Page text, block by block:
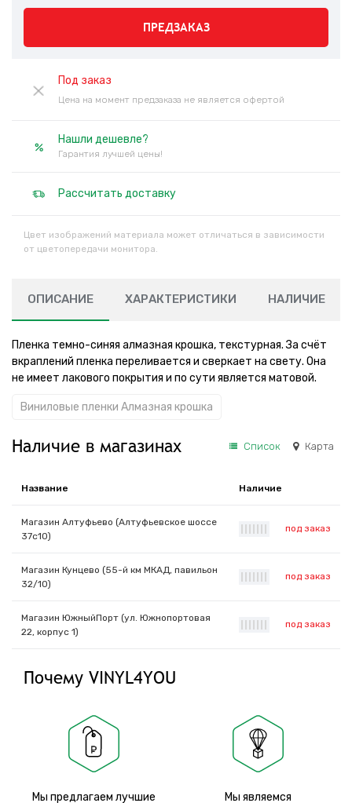
ПРЕДЗАКАЗ
Под заказ
Цена на момент предзаказа не является офертой
Нашли дешевле?
Гарантия лучшей цены!
Рассчитать доставку
Цвет изображений материала может отличаться в зависимости
от цветопередачи монитора.
ОПИСАНИЕ ХАРАКТЕРИСТИКИ НАЛИЧИЕ
Пленка темно-синяя алмазная крошка, текстурная. За счёт
вкраплений пленка переливается и сверкает на свету. Она
не имеет лакового покрытия и по сути является матовой.
Виниловые пленки Алмазная крошка
Наличие в магазинах Список Карта
Название Наличие
Магазин Алтуфьево (Алтуфьевское шоссе
37с10)
под заказ
Магазин Кунцево (55-й км МКАД, павильон
32/10)
под заказ
Магазин ЮжныйПорт (ул. Южнопортовая
22, корпус 1)
под заказ
Почему VINYL4YOU
Мы предлагаем лучшие
Мы являемся